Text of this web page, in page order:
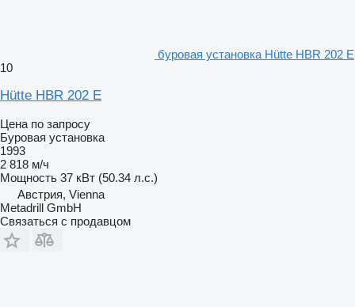
буровая установка Hütte HBR 202 E
10
Hütte HBR 202 E
Цена по запросу
Буровая установка
1993
2 818 м/ч
Мощность 37 кВт (50.34 л.с.)
Австрия, Vienna
Metadrill GmbH
Связаться с продавцом